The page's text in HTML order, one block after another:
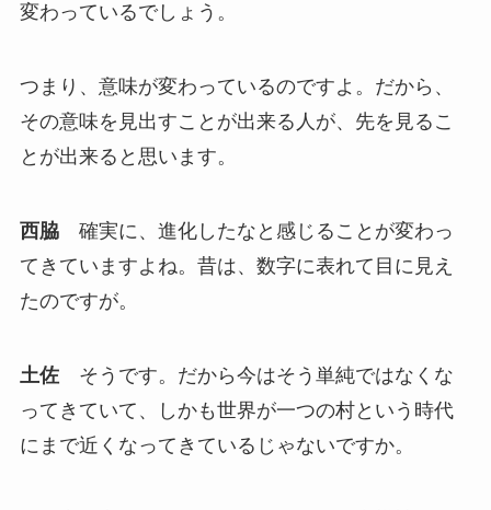
変わっているでしょう。
つまり、意味が変わっているのですよ。だから、
その意味を見出すことが出来る人が、先を見るこ
とが出来ると思います。
西脇確実に、進化したなと感じることが変わっ
てきていますよね。昔は、数字に表れて目に見え
たのですが。
土佐そうです。だから今はそう単純ではなくな
ってきていて、しかも世界が一つの村という時代
にまで近くなってきているじゃないですか。